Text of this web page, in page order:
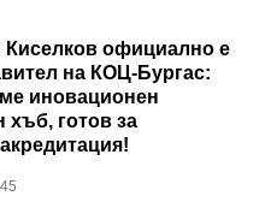
Киселков официално е
на КОЦ-Бургас:
иновационен
хъб, готов за